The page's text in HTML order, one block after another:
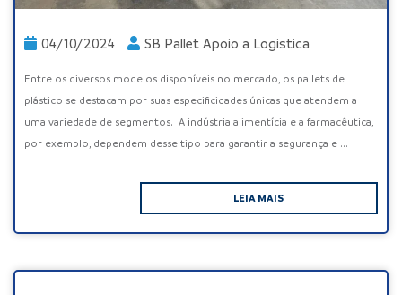
04/10/2024 SB Pallet Apoio a Logistica
Entre os diversos modelos disponíveis no mercado, os pallets de
plástico se destacam por suas especificidades únicas que atendem a
uma variedade de segmentos. A indústria alimentícia e a farmacêutica,
por exemplo, dependem desse tipo para garantir a segurança e ...
LEIA MAIS